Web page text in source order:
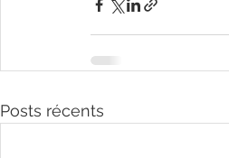
Posts récents